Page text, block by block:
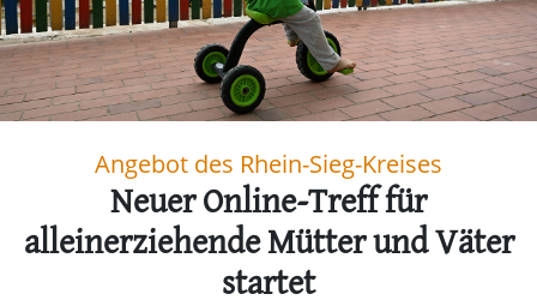
Angebot des Rhein-Sieg-Kreises
Neuer Online-Treff für
alleinerziehende Mütter und Väter
startet